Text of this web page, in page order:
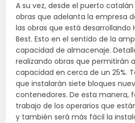
A su vez, desde el puerto
obras que adelanta la empresa
las obras que está desarrollando
Best. Esto en el sentido de la
capacidad de almacenaje.
realizando obras que permitirán
capacidad en cerca de un 25%.
que instalarán siete bloques
contenedores. De esta manera,
trabajo de los operarios que
y también será más fácil la